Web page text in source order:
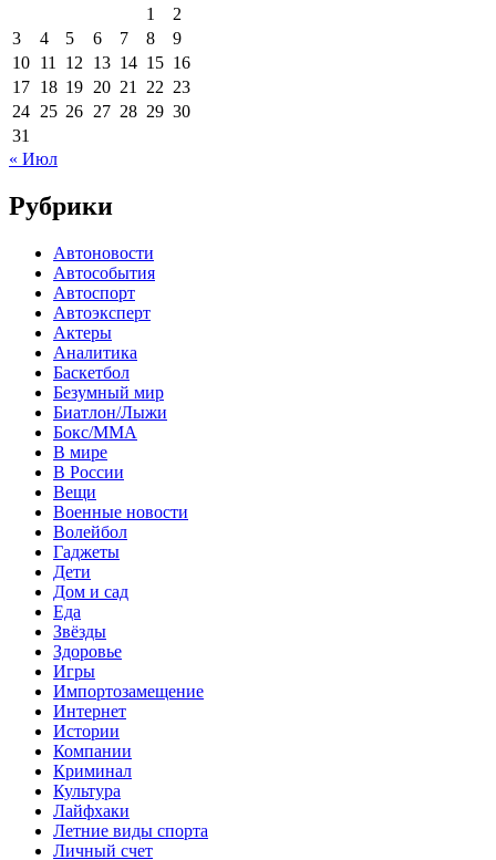
1
2
3
4 5 6 7 8
9
10 11 12 13 14 15 16
17 18 19 20 21 22 23
24 25 26 27 28 29 30
31
« Июл
Рубрики
Автоновости
Автособытия
Автоспорт
Автоэксперт
Актеры
Аналитика
Баскетбол
Безумный мир
Биатлон/Лыжи
Бокс/MMA
В мире
В России
Вещи
Военные новости
Волейбол
Гаджеты
Дети
Дом и сад
Еда
Звёзды
Здоровье
Игры
Импортозамещение
Интернет
Истории
Компании
Криминал
Культура
Лайфхаки
Летние виды спорта
Личный счет